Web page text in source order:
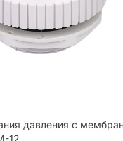
давления с
12